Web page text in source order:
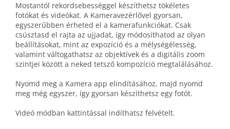
Mostantól rekordsebességgel készíthetsz tökéletes
fotókat és videókat. A Kameravezérlővel gyorsan,
egyszerűbben érheted el a kamerafunkciókat. Csak
csúsztasd el rajta az ujjadat, így módosíthatod az olyan
beállításokat, mint az expozíció és a mélységélesség,
valamint váltogathatsz az objektívek és a digitális zoom
szintjei között a neked tetsző kompozíció megtalálásához.
Nyomd meg a Kamera app elindításához, majd nyomd
meg még egyszer, így gyorsan készíthetsz egy fotót.
Videó módban kattintással indíthatsz felvételt.